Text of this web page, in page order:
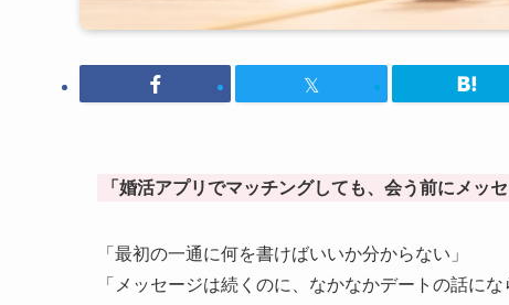
「婚活アプリでマッチングしても、会う前にメッ
「最初の一通に何を書けばいいか分からない」
「メッセージは続くのに、なかなかデートの話にな